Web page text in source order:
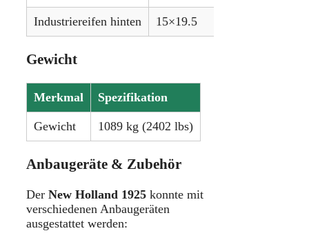
Industriereifen hinten 15×19.5
Gewicht
Merkmal Spezifikation
Gewicht 1089 kg (2402 lbs)
Anbaugeräte & Zubehör
Der New Holland 1925 konnte mit
verschiedenen Anbaugeräten
ausgestattet werden: